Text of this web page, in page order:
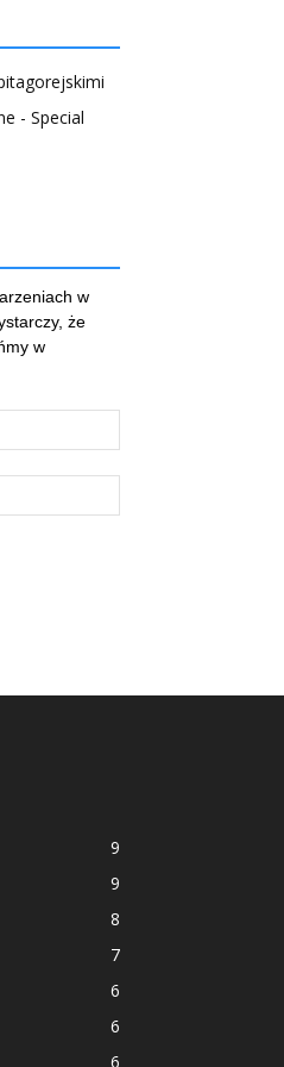
- Special
w
że
w
9
9
8
7
6
6
6